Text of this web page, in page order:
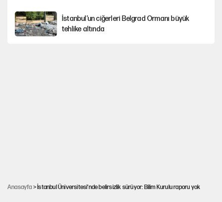
İstanbul’un ciğerleri Belgrad Ormanı büyük
tehlike altında
Anasayfa > İstanbul Üniversitesi’nde belirsizlik sürüyor: Bilim Kurulu raporu yok